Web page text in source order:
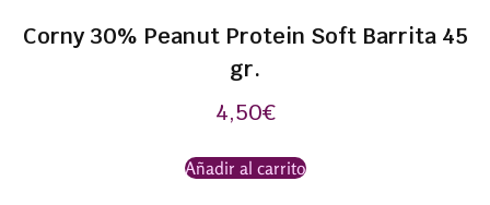
Corny 30% Peanut Protein Soft Barrita 45
gr.
4,50€
Añadir al carrito